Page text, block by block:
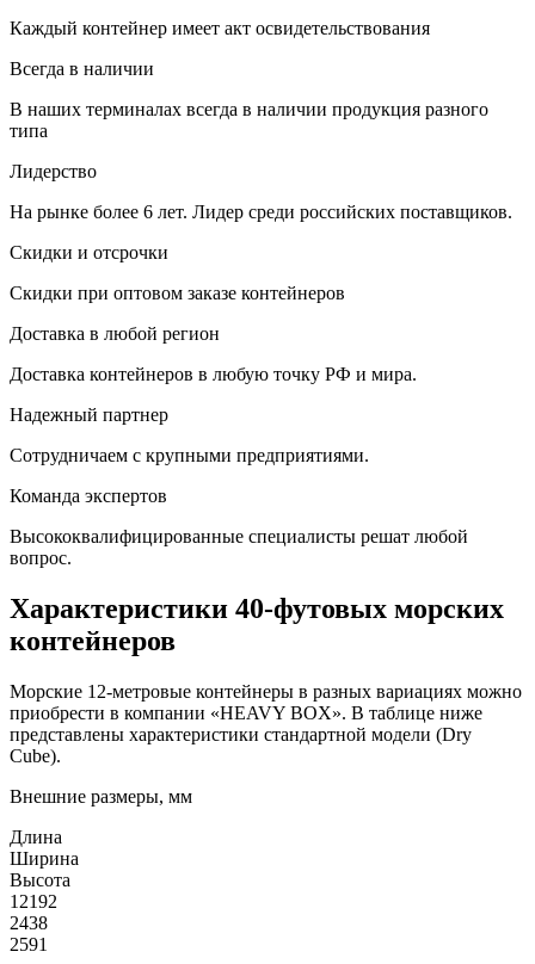
Каждый контейнер имеет акт освидетельствования
Всегда в наличии
В наших терминалах всегда в наличии продукция разного
типа
Лидерство
На рынке более 6 лет. Лидер среди российских поставщиков.
Скидки и отсрочки
Скидки при оптовом заказе контейнеров
Доставка в любой регион
Доставка контейнеров в любую точку РФ и мира.
Надежный партнер
Сотрудничаем с крупными предприятиями.
Команда экспертов
Высококвалифицированные специалисты решат любой
вопрос.
Характеристики 40-футовых морских
контейнеров
Морские 12-метровые контейнеры в разных вариациях можно
приобрести в компании «HEAVY BOX». В таблице ниже
представлены характеристики стандартной модели (Dry
Cube).
Внешние размеры, мм
Длина
Ширина
Высота
12192
2438
2591